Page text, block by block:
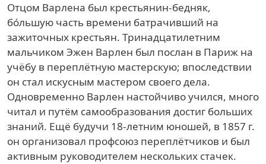
Отцом Варлена был крестьянин-бедняк,
бо́льшую часть времени батрачивший на
зажиточных крестьян. Тринадцатилетним
мальчиком Эжен Варлен был послан в Париж на
учёбу в переплётную мастерскую; впоследствии
он стал искусным мастером своего дела.
Одновременно Варлен настойчиво учился, много
читал и путём самообразования достиг больших
знаний. Ещё будучи 18-летним юношей, в 1857 г.
он организовал профсоюз переплётчиков и был
активным руководителем нескольких стачек.